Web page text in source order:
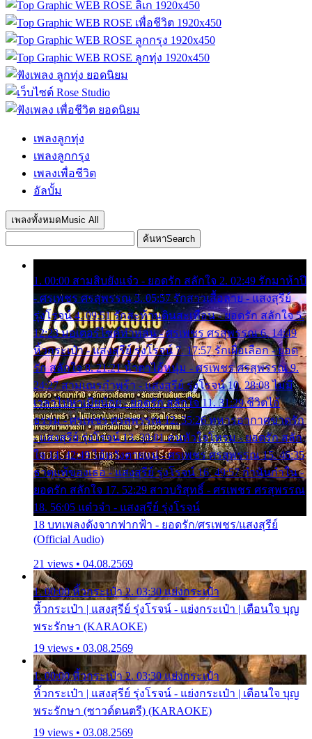
เพลงลูกทุ่ง
เพลงลูกกรุง
เพลงเพื่อชีวิต
อัลบั้ม
เพลงทั้งหมด Music All
ค้นหาSearch
1. 00:00 สามสิบยังแจ๋ว - ยอดรัก สลักใจ 2. 02:49 รักมาห้าปี
- ศรเพชร ศรสุพรรณ 3. 05:57 รักสาวเสื้อลาย - แสงสุรีย์
รุ่งโรจน์ 4. 09:51 รักสะท้านดินสะเทือน - ยอดรัก สลักใจ 5.
12:23 มอเตอร์ไซค์ทำหล่น - ศรเพชร ศรสุพรรณ 6. 14:49
หิ้วกระเป๋า - แสงสุรีย์ รุ่งโรจน์ 7. 17:57 รักเผื่อเลือก - ยอด
รัก สลักใจ 8. 21:21 น้ำตาไอ้หนุ่ม - ศรเพชร ศรสุพรรณ 9.
24:27 สามเณรกำพร้า - แสงสุรีย์ รุ่งโรจน์ 10. 28:08 ไม่มี
เวลาไปหาเมียน้อย - ยอดรัก สลักใจ 11. 31:29 ชีวิตไอ้
ธรรม - ศรเพชร ศรสุพรรณ 12. 35:26 ทหารอากาศขาดรัก
- แสงสุรีย์ รุ่งโรจน์ 13. 39:01 คนหัวใจโทรม - ยอดรัก สลัก
ใจ 14. 42:49 ไอ้หวังตายแน่ - ศรเพชร ศรสุพรรณ 15. 46:35
ธาตุแท้ของเธอ - แสงสุรีย์ รุ่งโรจน์ 16. 49:57 กำนันกำใน -
ยอดรัก สลักใจ 17. 52:29 สาวบริสุทธิ์ - ศรเพชร ศรสุพรรณ
18. 56:05 แต๋วจ๋า - แสงสุรีย์ รุ่งโรจน์
18 บทเพลงดังจากฟากฟ้า - ยอดรัก/ศรเพชร/แสงสุรีย์
(Official Audio)
21 views • 04.08.2569
1. 00:00 หิ้วกระเป๋า 2. 03:30 แย่งกระเป๋า
หิ้วกระเป๋า | แสงสุรีย์ รุ่งโรจน์ - แย่งกระเป๋า | เตือนใจ บุญ
พระรักษา (KARAOKE)
19 views • 03.08.2569
1. 00:00 หิ้วกระเป๋า 2. 03:30 แย่งกระเป๋า
หิ้วกระเป๋า | แสงสุรีย์ รุ่งโรจน์ - แย่งกระเป๋า | เตือนใจ บุญ
พระรักษา (ซาวด์ดนตรี) (KARAOKE)
19 views • 03.08.2569